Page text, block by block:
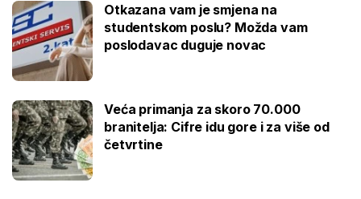
Otkazana vam je smjena na
studentskom poslu? Možda vam
poslodavac duguje novac
Veća primanja za skoro 70.000
branitelja: Cifre idu gore i za više od
četvrtine